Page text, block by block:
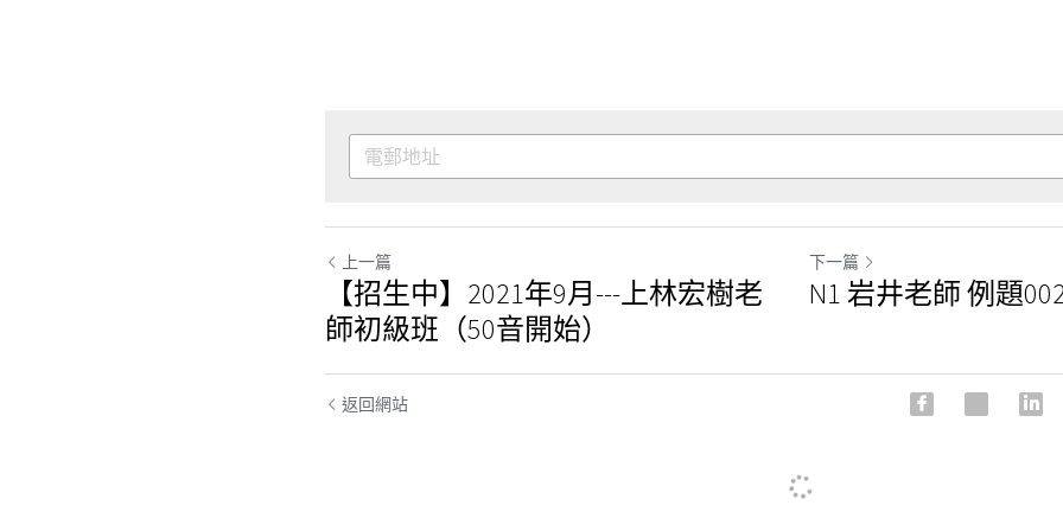
上一篇
【招生中】2021年9月---上林宏樹老
師初級班（50音開始）
下一篇
N1 岩井老師 例題
返回網站